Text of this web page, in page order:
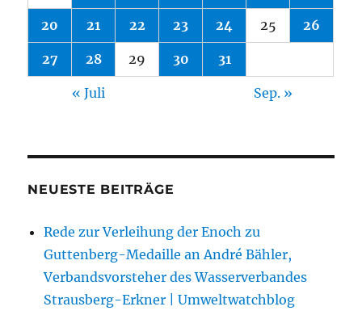
20 21 22 23 24 25 26
27 28 29 30 31
« Juli Sep. »
NEUESTE BEITRÄGE
Rede zur Verleihung der Enoch zu
Guttenberg-Medaille an André Bähler,
Verbandsvorsteher des Wasserverbandes
Strausberg-Erkner | Umweltwatchblog